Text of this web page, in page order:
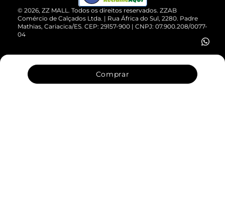
Comprar
Cartão Presente
Vendas Corporativas
© 2026, ZZ MALL. Todos os direitos reservados. ZZAB
Comércio de Calçados Ltda. | Rua África do Sul, 2280. Padre
Mathias, Cariacica/ES. CEP: 29157-900 | CNPJ: 07.900.208/0077-
04